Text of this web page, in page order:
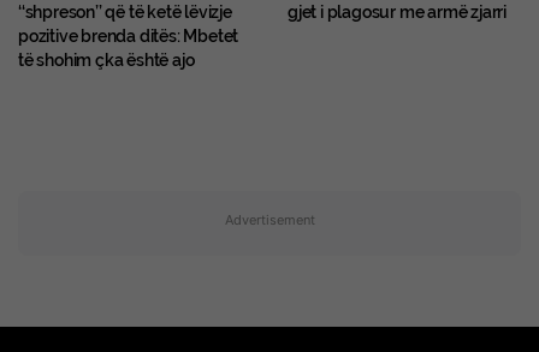
‘‘shpreson’’ që të ketë lëvizje
pozitive brenda ditës: Mbetet
të shohim çka është ajo
gjet i plagosur me armë zjarri
Advertisement